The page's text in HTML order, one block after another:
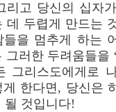
리고 당신의 십자
데 두렵게 만드는
을 멈추게 하는
러한 두려움들을
그리스도에게로
한다면, 당신은
될 것입니다!